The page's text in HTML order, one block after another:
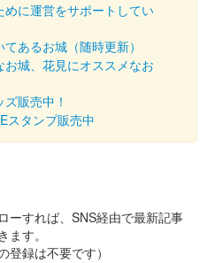
に運営をサポートしてい
あるお城（随時更新）
お城、花見にオススメなお
販売中！
スタンプ販売中
ーすれば、SNS経由で最新記事
す。
登録は不要です）